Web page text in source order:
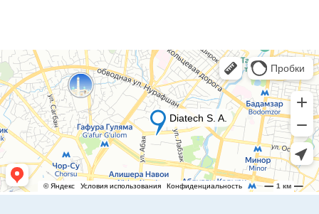
Адрес
Узбекистан, Ташкент, Шайхантахурский
район, Лабзак (Ц-13) ж/м, ул.
Зульфияхоним, 18, 100128
Почта
info.uz@diatech-sa.com
Телефон